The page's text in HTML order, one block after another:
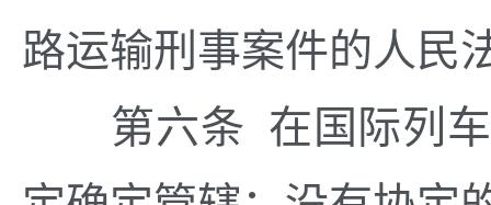
路运输刑事案件的人民
第六条 在国际列车